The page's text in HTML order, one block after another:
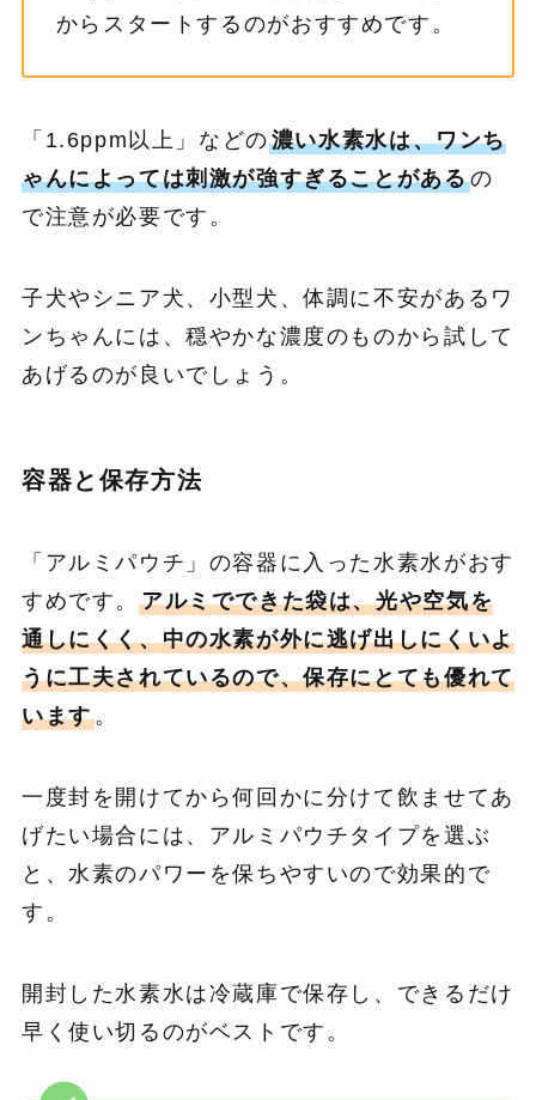
からスタートするのがおすすめです。
「1.6ppm以上」などの濃い水素水は、ワンち
ゃんによっては刺激が強すぎることがあるの
で注意が必要です。
子犬やシニア犬、小型犬、体調に不安があるワ
ンちゃんには、穏やかな濃度のものから試して
あげるのが良いでしょう。
容器と保存方法
「アルミパウチ」の容器に入った水素水がおす
すめです。 アルミでできた袋は、光や空気を
通しにくく、中の水素が外に逃げ出しにくいよ
うに工夫されているので、保存にとても優れて
います。
一度封を開けてから何回かに分けて飲ませてあ
げたい場合には、アルミパウチタイプを選ぶ
と、水素のパワーを保ちやすいので効果的で
す。
開封した水素水は冷蔵庫で保存し、できるだけ
早く使い切るのがベストです。